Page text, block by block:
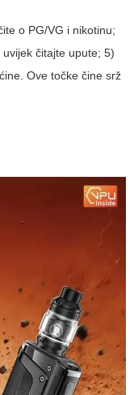
o PG/VG i nikotinu;
čitajte upute; 5)
Ove točke čine srž